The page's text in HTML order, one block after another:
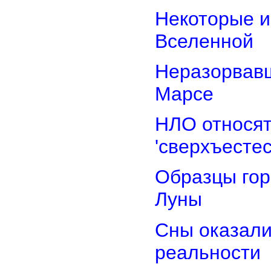
Некоторые
Вселенной
Марсе
НЛО
Образцы
Луны
Сны
реальности